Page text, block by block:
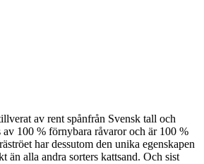
av rent spånfrån Svensk tall och
av 100 % förnybara råvaror och är 100 %
har dessutom den unika egenskapen
än alla andra sorters kattsand. Och sist